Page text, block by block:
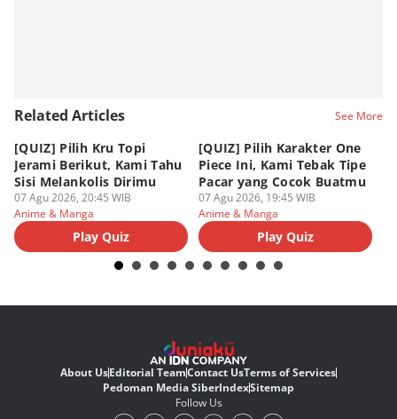
Related Articles See More
[QUIZ] Pilih Kru Topi
Jerami Berikut, Kami Tahu
Sisi Melankolis Dirimu
07 Agu 2026, 20:45 WIB
Anime & Manga
Play Quiz
[QUIZ] Pilih Karakter One
Piece Ini, Kami Tebak Tipe
Pacar yang Cocok Buatmu
07 Agu 2026, 19:45 WIB
Anime & Manga
Play Quiz
About UsEditorial TeamContact UsTerms of Services
Pedoman Media SiberIndexSitemap
Follow Us